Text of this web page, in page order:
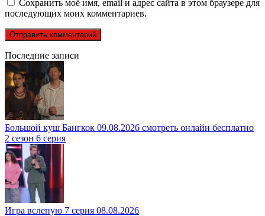
Сохранить моё имя, email и адрес сайта в этом браузере для
последующих моих комментариев.
Последние записи
Большой куш Бангкок 09.08.2026 смотреть онлайн бесплатно
2 сезон 6 серия
Игра вслепую 7 серия 08.08.2026